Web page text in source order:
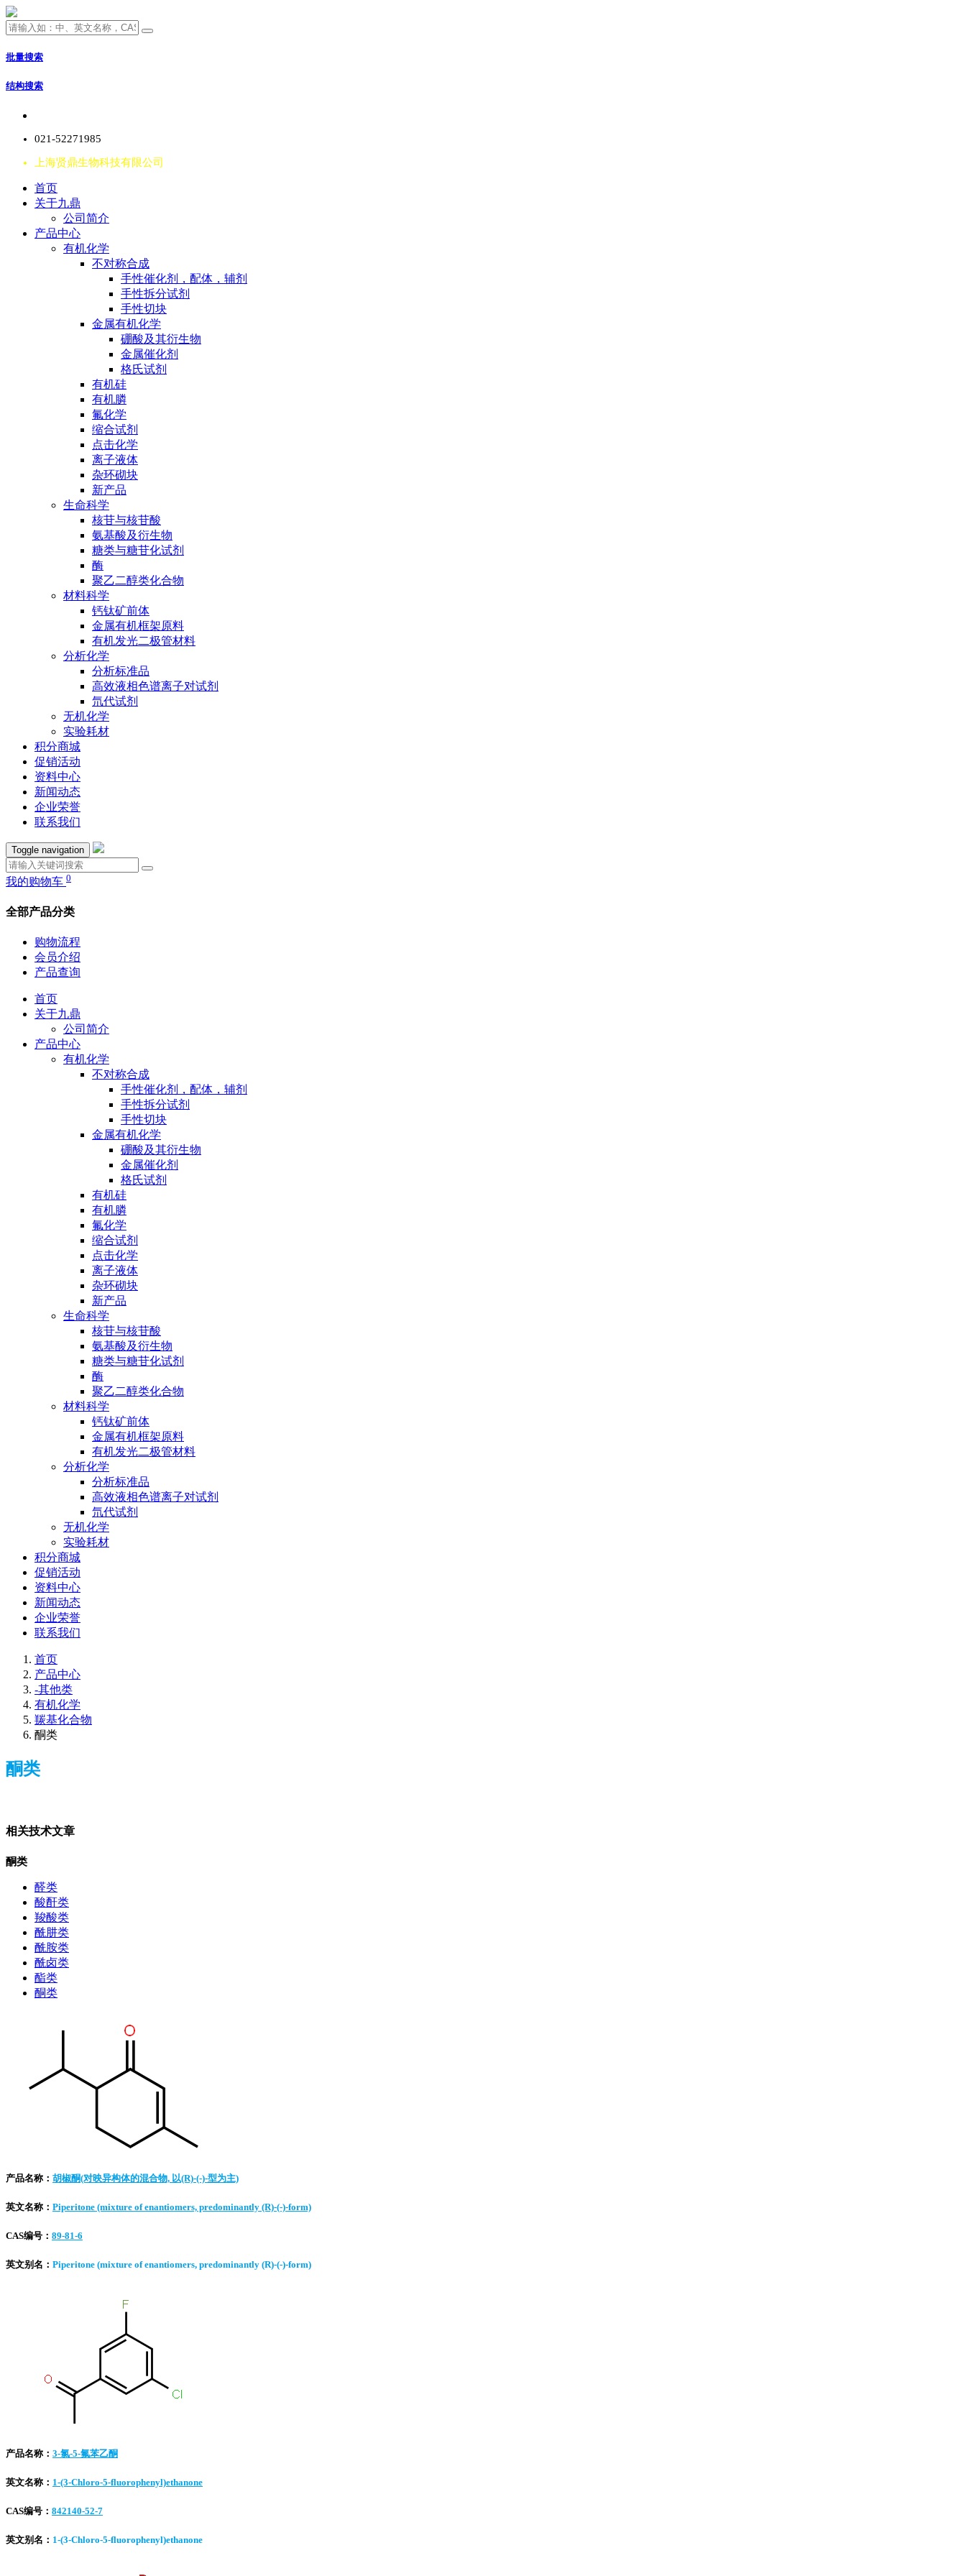
批量搜索
结构搜索
021-52271985
上海贤鼎生物科技有限公司
首页
关于九鼎
公司简介
产品中心
有机化学
不对称合成
手性催化剂，配体，辅剂
手性拆分试剂
手性切块
金属有机化学
硼酸及其衍生物
金属催化剂
格氏试剂
有机硅
有机膦
氟化学
缩合试剂
点击化学
离子液体
杂环砌块
新产品
生命科学
核苷与核苷酸
氨基酸及衍生物
糖类与糖苷化试剂
酶
聚乙二醇类化合物
材料科学
钙钛矿前体
金属有机框架原料
有机发光二极管材料
分析化学
分析标准品
高效液相色谱离子对试剂
氘代试剂
无机化学
实验耗材
积分商城
促销活动
资料中心
新闻动态
企业荣誉
联系我们
Toggle navigation
我的购物车 0
全部产品分类
购物流程
会员介绍
产品查询
首页
关于九鼎
公司简介
产品中心
有机化学
不对称合成
手性催化剂，配体，辅剂
手性拆分试剂
手性切块
金属有机化学
硼酸及其衍生物
金属催化剂
格氏试剂
有机硅
有机膦
氟化学
缩合试剂
点击化学
离子液体
杂环砌块
新产品
生命科学
核苷与核苷酸
氨基酸及衍生物
糖类与糖苷化试剂
酶
聚乙二醇类化合物
材料科学
钙钛矿前体
金属有机框架原料
有机发光二极管材料
分析化学
分析标准品
高效液相色谱离子对试剂
氘代试剂
无机化学
实验耗材
积分商城
促销活动
资料中心
新闻动态
企业荣誉
联系我们
首页
产品中心
-其他类
有机化学
羰基化合物
酮类
酮类
相关技术文章
酮类
醛类
酸酐类
羧酸类
酰肼类
酰胺类
酰卤类
酯类
酮类
产品名称： 胡椒酮(对映异构体的混合物, 以(R)-(-)-型为主)
英文名称： Piperitone (mixture of enantiomers, predominantly (R)-(-)-form)
CAS编号： 89-81-6
英文别名： Piperitone (mixture of enantiomers, predominantly (R)-(-)-form)
产品名称： 3-氯-5-氟苯乙酮
英文名称： 1-(3-Chloro-5-fluorophenyl)ethanone
CAS编号： 842140-52-7
英文别名： 1-(3-Chloro-5-fluorophenyl)ethanone